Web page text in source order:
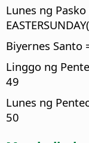
Lunes ng
Biyernes Santo
Linggo ng
49
Lunes ng
50